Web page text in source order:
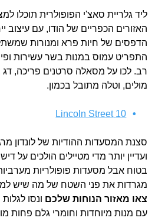
ליד גלריית סאצ'י הפופולרית תוכלו
האזורים הכפריים של הודו, עם עיצוב
הדפסים של חיות פרא ומנורות
התפריט עמוס במנות בשר עשירות
רב. לכו על מסאלה סרטנים פריכה, דג
מולים, וטלה מתובל בכמון.
10 Lincoln Street
סצנת המסעדות ההודיות של לונדון
ועדיין יותר מדי מטיילים הולכים על
בטוח אבל מסעדות פופולריות
מגרדות את פני השטח של מה שיש
צאו מאזור הנוחות שלכם ונסו
עם מנות מיוחדות וחומרי גלם פחות